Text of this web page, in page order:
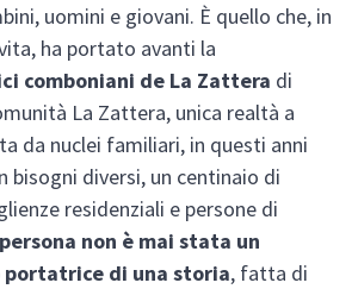
uomini e giovani. È quello che, in
ha portato avanti la
comboniani de La Zattera di
La Zattera, unica realtà a
da nuclei familiari, in questi anni
bisogni diversi, un centinaio di
residenziali e persone di
non è mai stata un
portatrice di una storia, fatta di